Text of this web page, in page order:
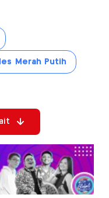
Merah Putih